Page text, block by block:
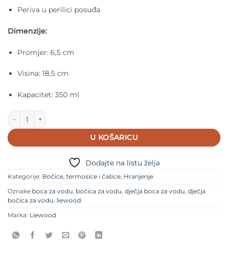
Periva u perilici posuđa
Dimenzije:
Promjer: 6,5 cm
Visina: 18,5 cm
Kapacitet: 350 ml
Liewood® - Clemence Tritan boca za vodu - Characters/Sandy
U KOŠARICU
Dodajte na listu želja
Kategorije: Bočice, termosice i čašice Hranjenje
Oznake boca za vodu bočica za vodu dječja boca za vodu dječja
bočica za vodu liewood
Marka: Liewood